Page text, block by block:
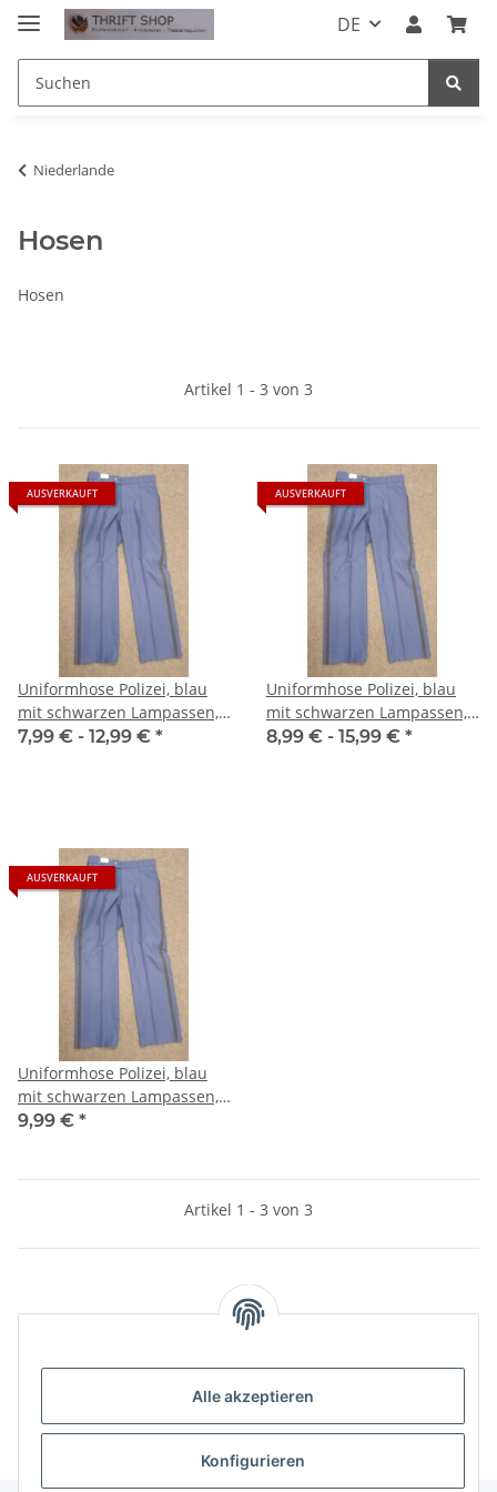
Alle akzeptieren
Konfigurieren
DE
Niederlande
Hosen
Hosen
Artikel 1 - 3 von 3
AUSVERKAUFT
Uniformhose Polizei, blau
mit schwarzen Lampassen,
Sommer
7,99 € - 12,99 € *
AUSVERKAUFT
Uniformhose Polizei, blau
mit schwarzen Lampassen,
Winter
8,99 € - 15,99 € *
AUSVERKAUFT
Uniformhose Polizei, blau
mit schwarzen Lampassen,
Frauen
9,99 € *
Artikel 1 - 3 von 3
Kategorien